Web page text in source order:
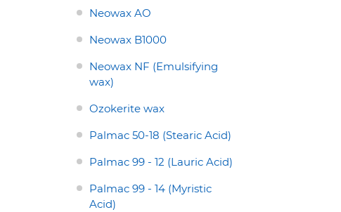
Neowax AO
Neowax B1000
Neowax NF (Emulsifying
wax)
Ozokerite wax
Palmac 50-18 (Stearic Acid)
Palmac 99 - 12 (Lauric Acid)
Palmac 99 - 14 (Myristic
Acid)